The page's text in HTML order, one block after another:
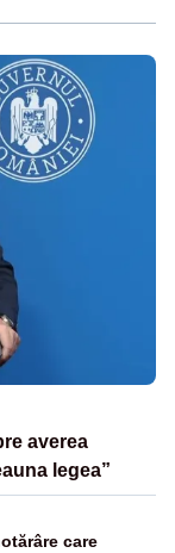
averea
legea”
care